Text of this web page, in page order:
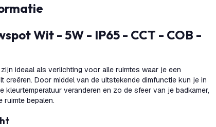
ideaal als verlichting voor alle ruimtes waar je een
creëren. Door middel van de uitstekende dimfunctie kun je in
kleurtemperatuur veranderen en zo de sfeer van je badkamer,
ruimte bepalen.